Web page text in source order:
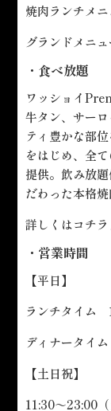
焼肉ランチメ
グランドメニ
・食べ放題
ワッショイ
牛タン、サー
ティ豊かな部
をはじめ、全
提供。飲み放
だわった本格焼
詳しくはコチラ
・営業時間
【平日】
ランチタイム
ディナータイ
【土日祝】
11:30～23:00